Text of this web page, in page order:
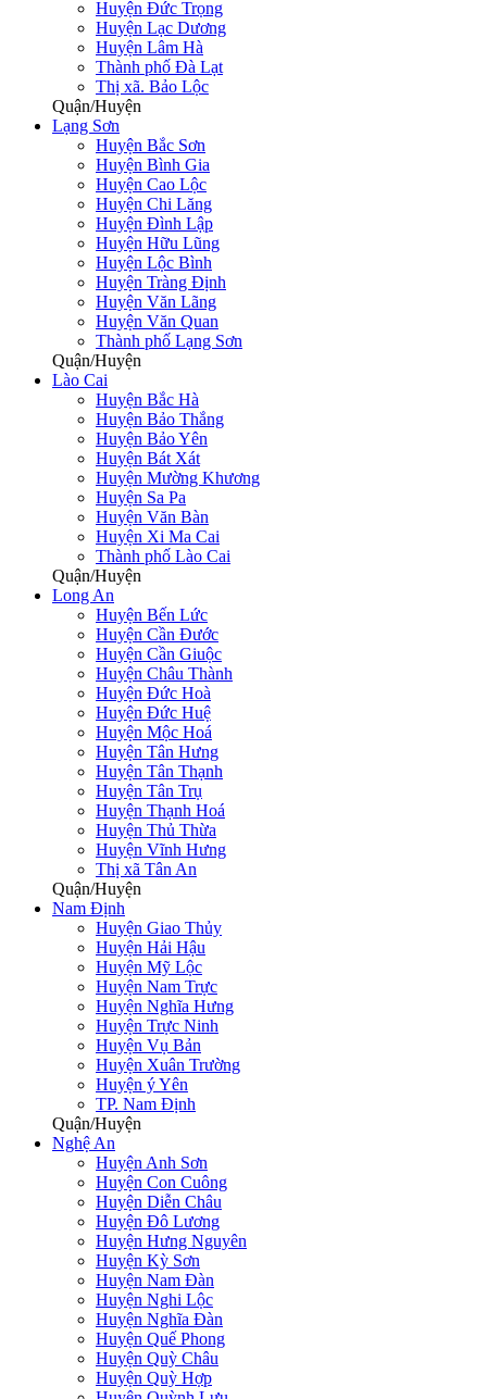
Huyện Đức Trọng
Huyện Lạc Dương
Huyện Lâm Hà
Thành phố Đà Lạt
Thị xã. Bảo Lộc
Quận/Huyện
Lạng Sơn
Huyện Bắc Sơn
Huyện Bình Gia
Huyện Cao Lộc
Huyện Chi Lăng
Huyện Đình Lập
Huyện Hữu Lũng
Huyện Lộc Bình
Huyện Tràng Định
Huyện Văn Lãng
Huyện Văn Quan
Thành phố Lạng Sơn
Quận/Huyện
Lào Cai
Huyện Bắc Hà
Huyện Bảo Thắng
Huyện Bảo Yên
Huyện Bát Xát
Huyện Mường Khương
Huyện Sa Pa
Huyện Văn Bàn
Huyện Xi Ma Cai
Thành phố Lào Cai
Quận/Huyện
Long An
Huyện Bến Lức
Huyện Cần Đước
Huyện Cần Giuộc
Huyện Châu Thành
Huyện Đức Hoà
Huyện Đức Huệ
Huyện Mộc Hoá
Huyện Tân Hưng
Huyện Tân Thạnh
Huyện Tân Trụ
Huyện Thạnh Hoá
Huyện Thủ Thừa
Huyện Vĩnh Hưng
Thị xã Tân An
Quận/Huyện
Nam Định
Huyện Giao Thủy
Huyện Hải Hậu
Huyện Mỹ Lộc
Huyện Nam Trực
Huyện Nghĩa Hưng
Huyện Trực Ninh
Huyện Vụ Bản
Huyện Xuân Trường
Huyện ý Yên
TP. Nam Định
Quận/Huyện
Nghệ An
Huyện Anh Sơn
Huyện Con Cuông
Huyện Diễn Châu
Huyện Đô Lương
Huyện Hưng Nguyên
Huyện Kỳ Sơn
Huyện Nam Đàn
Huyện Nghi Lộc
Huyện Nghĩa Đàn
Huyện Quế Phong
Huyện Quỳ Châu
Huyện Quỳ Hợp